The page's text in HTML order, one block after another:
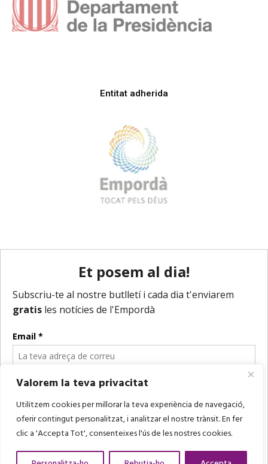
Valorem la teva privacitat
Utilitzem cookies per millorar la teva experiència de navegació,
oferir contingut personalitzat, i analitzar el nostre trànsit. En fer
clic a 'Accepta Tot', consenteixes l'ús de les nostres cookies.
Entitat adherida